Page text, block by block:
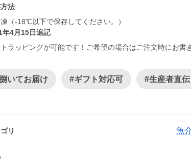
法
（-18℃以下で保存してください。）
年4月15日追記
ラッピングが可能です！ご希望の場合はご注文時にお書
いてお届け #ギフト対応可 #生産者直
リ 魚